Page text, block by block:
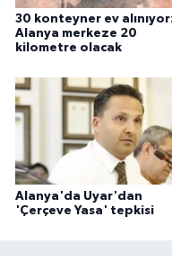
30 konteyner ev
Alanya merkeze 20
kilometre olacak
Alanya'da Uyar'dan
'Çerçeve Yasa' tepkisi